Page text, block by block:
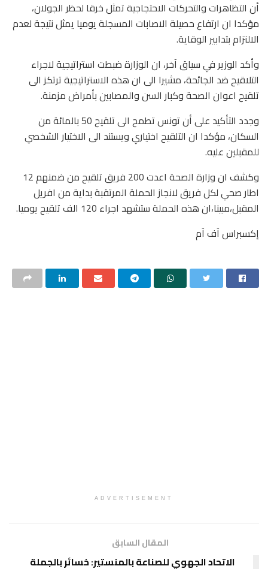
أن التظاهرات والتحركات الاحتجاجية تمثل خرقا لحظر الجولان،
مؤكدا ان ارتفاع حصيلة الاصابات المسجلة يوميا يمثل نتيجة لعدم
الالتزام بتدابير الوقاية.
وأكد الوزير في سياق آخر، ان الوزارة ضبطت استراتيجية لاجراء
التلاقيح ضد الجائحة، مشيرا الى ان هذه الاستراتيجية ترتكز الى
تلقيح اعوان الصحة وكبار السن والمصابين بأمراض مزمنة.
وجدد التأكيد على أن تونس تطمح الى تلقيح 50 بالمائة من
السكان، مؤكدا ان التلقيح اختياري ويستند الى الاختيار الشخصي
للمقبلين عليه.
وكشف ان وزارة الصحة اعدت 200 فريق تلقيح من ضمنهم 12
اطار صحي لكل فريق لانجاز الحملة المرتقبة بداية من افريل
المقبل،مبينا،ان هذه الحملة ستشهد اجراء 120 الف تلقيح يوميا.
إكسبراس آف آم
ADVERTISEMENT
المقال السابق
الاتحاد الجهوي للصناعة بالمنستير: خسائر بالجملة